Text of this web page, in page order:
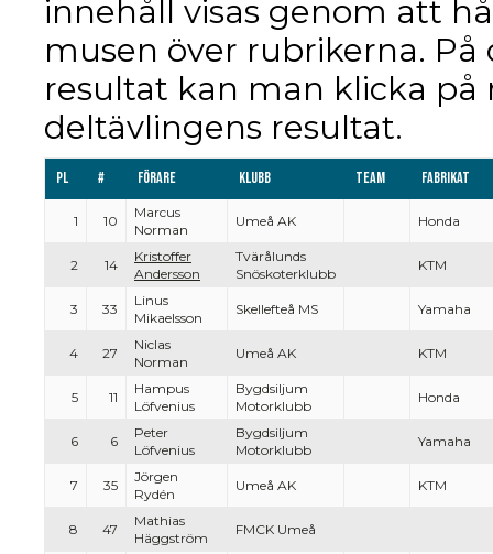
innehåll visas genom att
musen över rubrikerna.
resultat kan man klicka
deltävlingens resultat.
Pl # Förare Klubb Team Fabrikat
1 10
Marcus
Norman
Umeå AK Honda
2 14
Kristoffer
Andersson
Tvärålunds
Snöskoterklubb
KTM
3 33
Linus
Mikaelsson
Skellefteå MS Yamaha
4 27
Niclas
Norman
Umeå AK KTM
5 11
Hampus
Löfvenius
Bygdsiljum
Motorklubb
Honda
6 6
Peter
Löfvenius
Bygdsiljum
Motorklubb
Yamaha
7 35
Jörgen
Rydén
Umeå AK KTM
8 47
Mathias
Häggström
FMCK Umeå